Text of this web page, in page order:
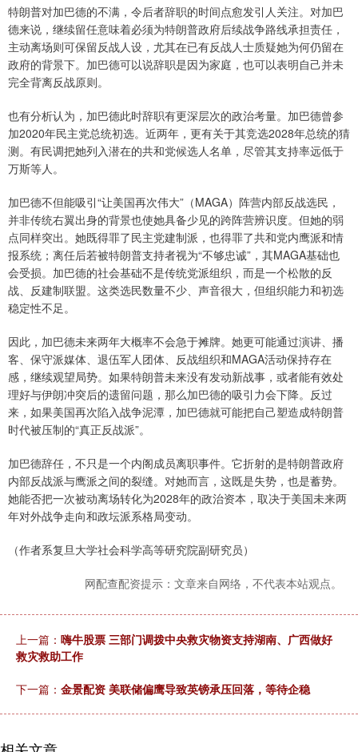
特朗普对加巴德的不满，令后者辞职的时间点愈发引人关注。对加巴
德来说，继续留任意味着必须为特朗普政府后续战争路线承担责任，
主动离场则可保留反战人设，尤其在已有反战人士质疑她为何仍留在
政府的背景下。加巴德可以说辞职是因为家庭，也可以表明自己并未
完全背离反战原则。
也有分析认为，加巴德此时辞职有更深层次的政治考量。加巴德曾参
加2020年民主党总统初选。近两年，更有关于其竞选2028年总统的猜
测。有民调把她列入潜在的共和党候选人名单，尽管其支持率远低于
万斯等人。
加巴德不但能吸引“让美国再次伟大”（MAGA）阵营内部反战选民，
并非传统右翼出身的背景也使她具备少见的跨阵营辨识度。但她的弱
点同样突出。她既得罪了民主党建制派，也得罪了共和党内鹰派和情
报系统；离任后若被特朗普支持者视为“不够忠诚”，其MAGA基础也
会受损。加巴德的社会基础不是传统党派组织，而是一个松散的反
战、反建制联盟。这类选民数量不少、声音很大，但组织能力和初选
稳定性不足。
因此，加巴德未来两年大概率不会急于摊牌。她更可能通过演讲、播
客、保守派媒体、退伍军人团体、反战组织和MAGA活动保持存在
感，继续观望局势。如果特朗普未来没有发动新战事，或者能有效处
理好与伊朗冲突后的遗留问题，那么加巴德的吸引力会下降。反过
来，如果美国再次陷入战争泥潭，加巴德就可能把自己塑造成特朗普
时代被压制的“真正反战派”。
加巴德辞任，不只是一个内阁成员离职事件。它折射的是特朗普政府
内部反战派与鹰派之间的裂缝。对她而言，这既是失势，也是蓄势。
她能否把一次被动离场转化为2028年的政治资本，取决于美国未来两
年对外战争走向和政坛派系格局变动。
（作者系复旦大学社会科学高等研究院副研究员）
网配查配资提示：文章来自网络，不代表本站观点。
上一篇： 嗨牛股票 三部门调拨中央救灾物资支持湖南、广西做好
救灾救助工作
下一篇： 金景配资 美联储偏鹰导致英镑承压回落，等待企稳